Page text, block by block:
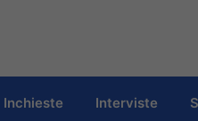
Inchieste Interviste